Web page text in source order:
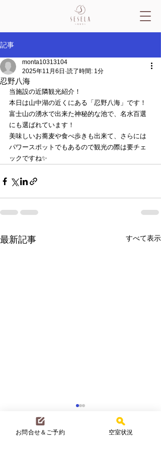
記事
忍野八海
monta10313104
2025年11月6日 読了時間: 1分
当施設の近隣観光紹介！
本日は山中湖の近くにある「忍野八海」です！
富士山の湧水で出来た神秘的な池で、名水百選
にも選ばれています！
美味しいお蕎麦や食べ歩きも出来て、さらには
パワースポットでもあるので観光の際は要チェ
ックですね✨
最新記事 すべて表示
お問合せ＆ご予約 空室状況